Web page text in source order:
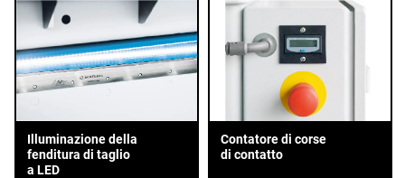
Illuminazione della
fenditura di taglio
a LED
Contatore di corse
di contatto